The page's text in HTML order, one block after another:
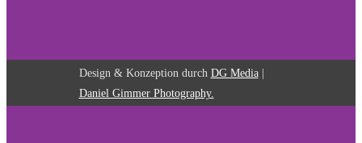
Design & Konzeption durch DG Media|
Daniel Gimmer Photography.